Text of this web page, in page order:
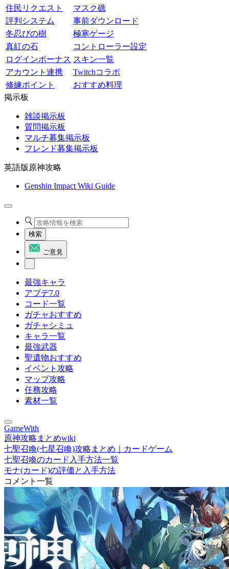
住民リクエスト
マスク礁
評判システム
事前ダウンロード
冬忍びの樹
極寒ゲージ
真紅の石
コントローラー設定
ログインボーナス スキン一覧
アカウント連携
Twitchコラボ
修練ポイント
おすすめ料理
掲示板
雑談掲示板
質問掲示板
マルチ募集掲示板
フレンド募集掲示板
英語版原神攻略
Genshin Impact Wiki Guide
検索
ご意見
最強キャラ
アプデ7.0
コード一覧
ガチャおすすめ
ガチャシミュ
キャラ一覧
最強武器
聖遺物おすすめ
イベント攻略
マップ攻略
任務攻略
素材一覧
GameWith
原神攻略まとめwiki
七聖召喚(七星召喚)攻略まとめ｜カードゲーム
七聖召喚のカード入手方法一覧
モナ(カード)の評価と入手方法
コメント一覧